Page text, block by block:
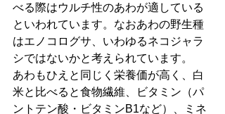
べる際はウルチ性のあわが適している
といわれています。なおあわの野生種
はエノコログサ、いわゆるネコジャラ
シではないかと考えられています。
あわもひえと同じく栄養価が高く、白
米と比べると食物繊維、ビタミン（パ
ントテン酸・ビタミンB1など）、ミネ